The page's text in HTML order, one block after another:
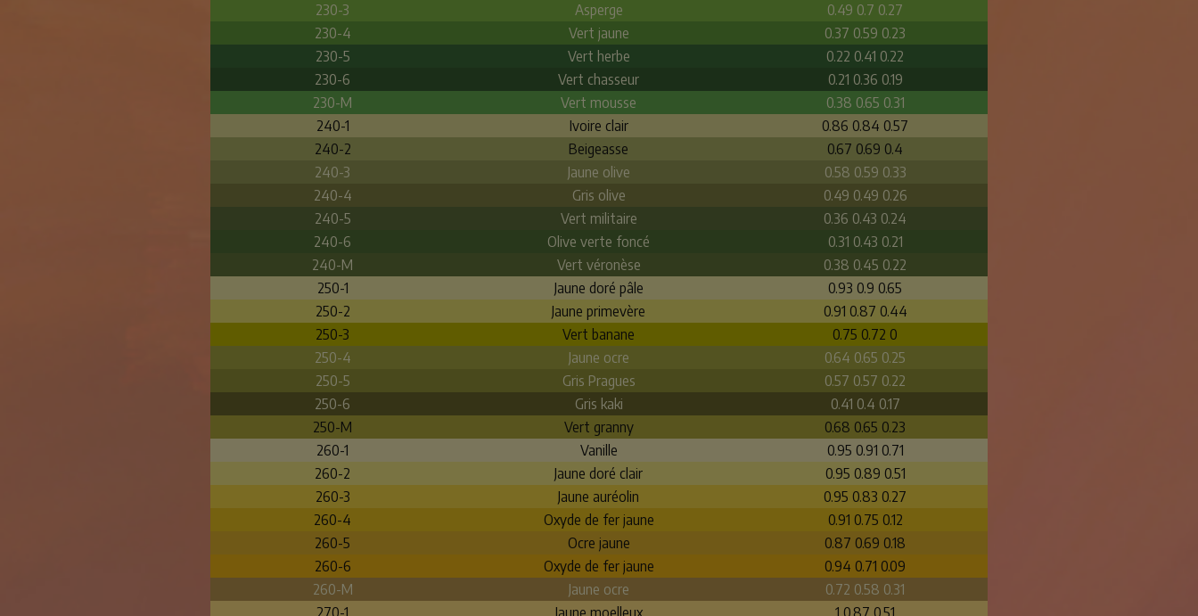
230-3
Asperge
0.49 0.7 0.27
230-4
Vert jaune
0.37 0.59 0.23
230-5
Vert herbe
0.22 0.41 0.22
230-6
Vert chasseur
0.21 0.36 0.19
230-M
Vert mousse
0.38 0.65 0.31
240-1
Ivoire clair
0.86 0.84 0.57
240-2
Beigeasse
0.67 0.69 0.4
240-3
Jaune olive
0.58 0.59 0.33
240-4
Gris olive
0.49 0.49 0.26
240-5
Vert militaire
0.36 0.43 0.24
240-6
Olive verte foncé
0.31 0.43 0.21
240-M
Vert véronèse
0.38 0.45 0.22
250-1
Jaune doré pâle
0.93 0.9 0.65
250-2
Jaune primevère
0.91 0.87 0.44
250-3
Vert banane
0.75 0.72 0
250-4
Jaune ocre
0.64 0.65 0.25
250-5
Gris Pragues
0.57 0.57 0.22
250-6
Gris kaki
0.41 0.4 0.17
250-M
Vert granny
0.68 0.65 0.23
260-1
Vanille
0.95 0.91 0.71
260-2
Jaune doré clair
0.95 0.89 0.51
260-3
Jaune auréolin
0.95 0.83 0.27
260-4
Oxyde de fer jaune
0.91 0.75 0.12
260-5
Ocre jaune
0.87 0.69 0.18
260-6
Oxyde de fer jaune
0.94 0.71 0.09
260-M
Jaune ocre
0.72 0.58 0.31
270-1
Jaune moelleux
1 0.87 0.51